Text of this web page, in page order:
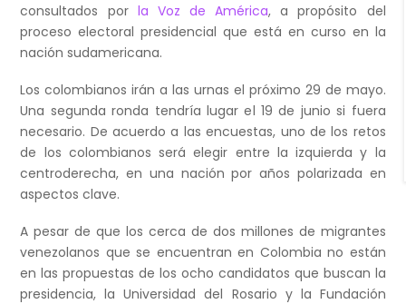
consultados por la Voz de América, a propósito del
proceso electoral presidencial que está en curso en la
nación sudamericana.
Los colombianos irán a las urnas el próximo 29 de mayo.
Una segunda ronda tendría lugar el 19 de junio si fuera
necesario. De acuerdo a las encuestas, uno de los retos
de los colombianos será elegir entre la izquierda y la
centroderecha, en una nación por años polarizada en
aspectos clave.
A pesar de que los cerca de dos millones de migrantes
venezolanos que se encuentran en Colombia no están
en las propuestas de los ocho candidatos que buscan la
presidencia, la Universidad del Rosario y la Fundación